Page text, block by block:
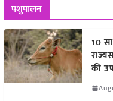
पशुपालन
10
की